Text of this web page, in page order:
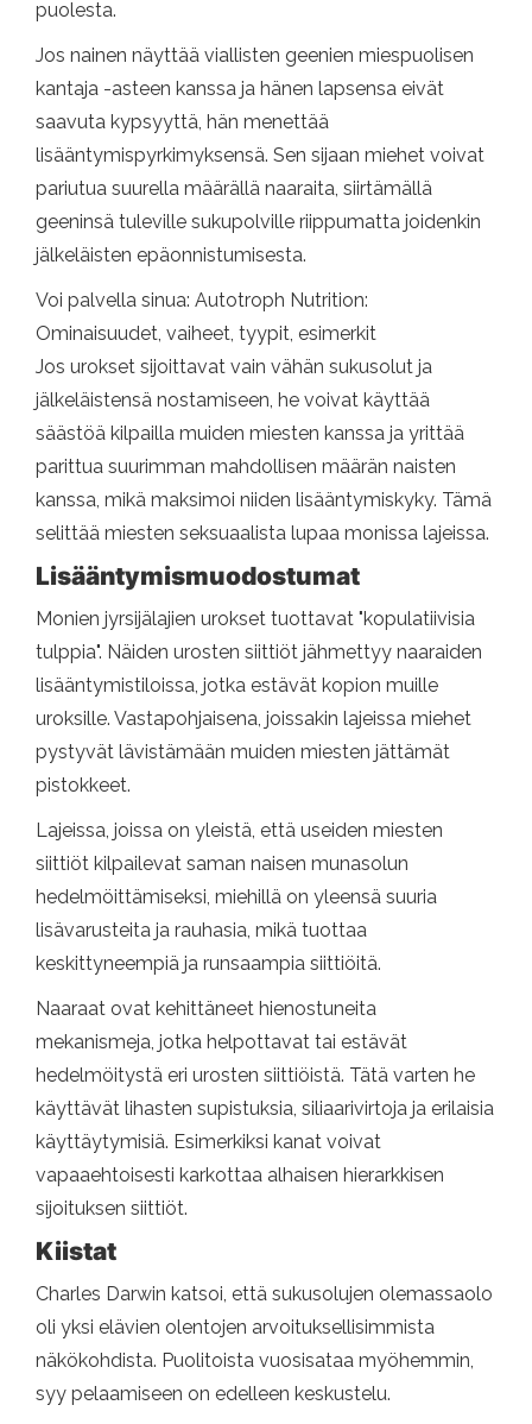
puolesta.
Jos nainen näyttää viallisten geenien miespuolisen
kantaja -asteen kanssa ja hänen lapsensa eivät
saavuta kypsyyttä, hän menettää
lisääntymispyrkimyksensä. Sen sijaan miehet voivat
pariutua suurella määrällä naaraita, siirtämällä
geeninsä tuleville sukupolville riippumatta joidenkin
jälkeläisten epäonnistumisesta.
Voi palvella sinua: Autotroph Nutrition:
Ominaisuudet, vaiheet, tyypit, esimerkit
Jos urokset sijoittavat vain vähän sukusolut ja
jälkeläistensä nostamiseen, he voivat käyttää
säästöä kilpailla muiden miesten kanssa ja yrittää
parittua suurimman mahdollisen määrän naisten
kanssa, mikä maksimoi niiden lisääntymiskyky. Tämä
selittää miesten seksuaalista lupaa monissa lajeissa.
Lisääntymismuodostumat
Monien jyrsijälajien urokset tuottavat "kopulatiivisia
tulppia". Näiden urosten siittiöt jähmettyy naaraiden
lisääntymistiloissa, jotka estävät kopion muille
uroksille. Vastapohjaisena, joissakin lajeissa miehet
pystyvät lävistämään muiden miesten jättämät
pistokkeet.
Lajeissa, joissa on yleistä, että useiden miesten
siittiöt kilpailevat saman naisen munasolun
hedelmöittämiseksi, miehillä on yleensä suuria
lisävarusteita ja rauhasia, mikä tuottaa
keskittyneempiä ja runsaampia siittiöitä.
Naaraat ovat kehittäneet hienostuneita
mekanismeja, jotka helpottavat tai estävät
hedelmöitystä eri urosten siittiöistä. Tätä varten he
käyttävät lihasten supistuksia, siliaarivirtoja ja erilaisia
​​käyttäytymisiä. Esimerkiksi kanat voivat
vapaaehtoisesti karkottaa alhaisen hierarkkisen
sijoituksen siittiöt.
Kiistat
Charles Darwin katsoi, että sukusolujen olemassaolo
oli yksi elävien olentojen arvoituksellisimmista
näkökohdista. Puolitoista vuosisataa myöhemmin,
syy pelaamiseen on edelleen keskustelu.